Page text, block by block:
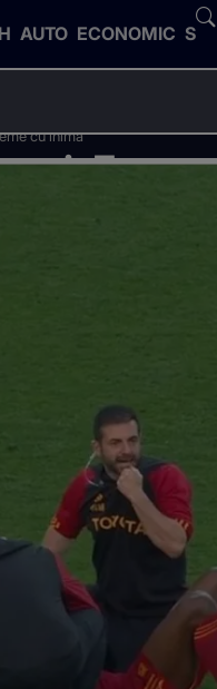
AUTO ECONOMIC
cu inima
Evan
cu